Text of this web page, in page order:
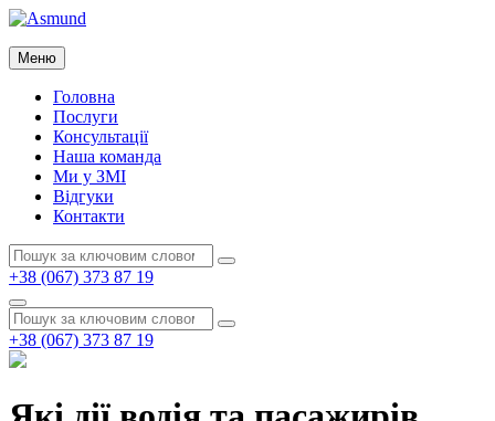
Перейти
вмісту
Asmund
Asmund
Меню
Головна
Послуги
Консультації
Наша команда
Ми у ЗМІ
Відгуки
Контакти
Пошук:
Пошук
+38 (067) 373 87 19
Пошук
Пошук:
Пошук
+38 (067) 373 87 19